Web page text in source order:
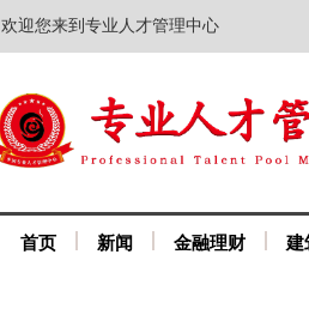
欢迎您来到专业人才管理中心
首页 新闻 金融理财 建